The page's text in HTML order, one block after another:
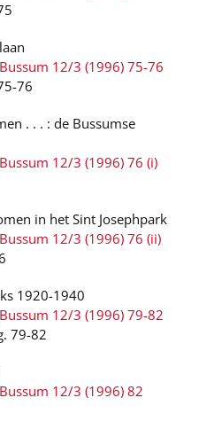
12/3 (1996) 75-76
76
. . . : de Bussumse
12/3 (1996) 76 (i)
in het Sint Josephpark
12/3 (1996) 76 (ii)
1920-1940
12/3 (1996) 79-82
79-82
12/3 (1996) 82